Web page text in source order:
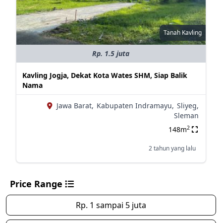
Tanah Kavling
Rp. 1.5 juta
Kavling Jogja, Dekat Kota Wates SHM, Siap Balik
Nama
Jawa Barat, Kabupaten Indramayu, Sliyeg,
Sleman
148m2
2 tahun yang lalu
Price Range
Rp. 1 sampai 5 juta